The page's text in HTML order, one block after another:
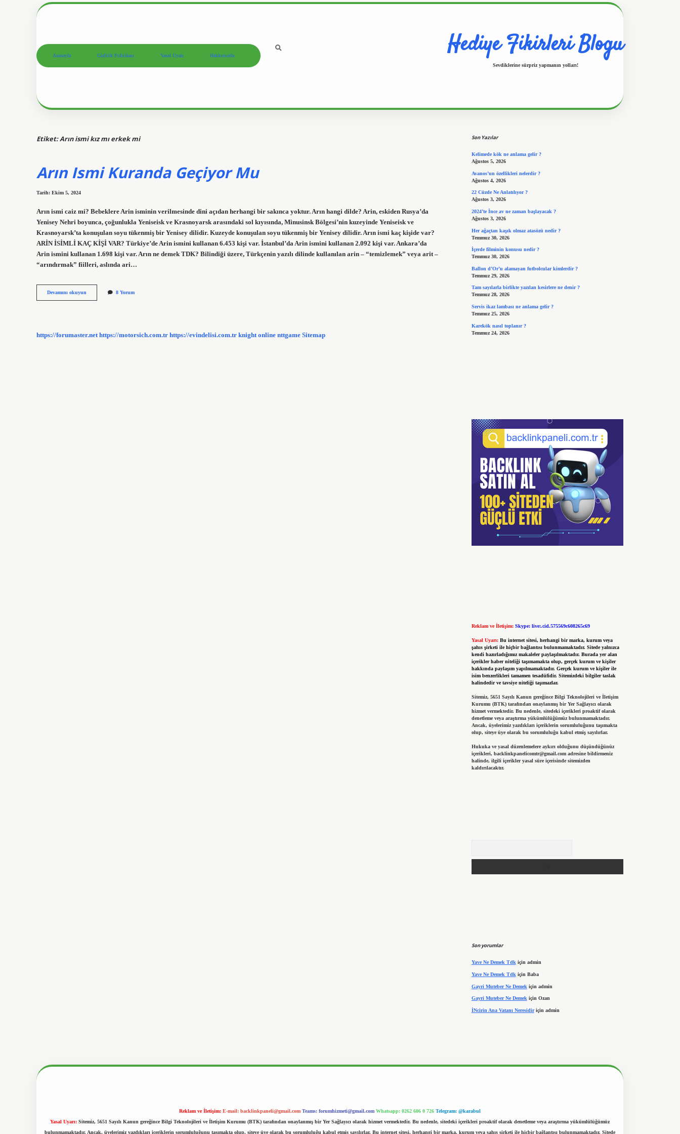
Anasayfa Gizlilik Politikası Yasal Uyarı Hakkımızda Hediye Fikirleri Blogu
Sevdiklerine sürpriz yapmanın yolları!
Etiket:Arın ismi kız mı erkek mi
Arın Ismi Kuranda Geçiyor Mu
Tarih: Ekim 5, 2024
Arın ismi caiz mi? Bebeklere Arin isminin verilmesinde dini açıdan herhangi bir sakınca yoktur. Arın hangi dilde? Arin, eskiden Rusya’da
Yenisey Nehri boyunca, çoğunlukla Yeniseisk ve Krasnoyarsk arasındaki sol kıyısında, Minusinsk Bölgesi’nin kuzeyinde Yeniseisk ve
Krasnoyarsk’ta konuşulan soyu tükenmiş bir Yenisey dilidir. Kuzeyde konuşulan soyu tükenmiş bir Yenisey dilidir. Arın ismi kaç kişide var?
ARİN İSİMLİ KAÇ KİŞİ VAR? Türkiye’de Arin ismini kullanan 6.453 kişi var. İstanbul’da Arin ismini kullanan 2.092 kişi var. Ankara’da
Arin ismini kullanan 1.698 kişi var. Arın ne demek TDK? Bilindiği üzere, Türkçenin yazılı dilinde kullanılan arin – “temizlemek” veya arit –
“arındırmak” fiilleri, aslında ari…
Devamını okuyun
Ismi
8 Yorum
https://forumaster.net https://motorsich.com.tr https://evindelisi.com.tr knight online nttgame Sitemap
Son Yazılar
Kelimede kök ne anlama gelir ?
Ağustos 5, 2026
Avanos’un özellikleri nelerdir ?
Ağustos 4, 2026
22 Cüzde Ne Anlatılıyor ?
Ağustos 3, 2026
2024’te İnce av ne zaman başlayacak ?
Ağustos 3, 2026
Her ağaçtan kaşık olmaz atasözü nedir ?
Temmuz 30, 2026
İçerde filminin konusu nedir ?
Temmuz 30, 2026
Ballon d’Or’u alamayan futbolcular kimlerdir ?
Temmuz 29, 2026
Tam sayılarla birlikte yazılan kesirlere ne denir ?
Temmuz 28, 2026
Servis ikaz lambası ne anlama gelir ?
Temmuz 25, 2026
Karekök nasıl toplanır ?
Temmuz 24, 2026
Reklam ve İletişim: Skype: live:.cid.575569c608265c69
Yasal Uyarı: Bu internet sitesi, herhangi bir marka, kurum veya
şahıs şirketi ile hiçbir bağlantısı bulunmamaktadır. Sitede yalnızca
kendi hazırladığımız makaleler paylaşılmaktadır. Burada yer alan
içerikler haber niteliği taşımamakta olup, gerçek kurum ve kişiler
hakkında paylaşım yapılmamaktadır. Gerçek kurum ve kişiler ile
isim benzerlikleri tamamen tesadüfidir. Sitemizdeki bilgiler taslak
halindedir ve tavsiye niteliği taşımazlar.
Sitemiz, 5651 Sayılı Kanun gereğince Bilgi Teknolojileri ve İletişim
Kurumu (BTK) tarafından onaylanmış bir Yer Sağlayıcı olarak
hizmet vermektedir. Bu nedenle, sitedeki içerikleri proaktif olarak
denetleme veya araştırma yükümlülüğümüz bulunmamaktadır.
Ancak, üyelerimiz yazdıkları içeriklerin sorumluluğunu taşımakta
olup, siteye üye olarak bu sorumluluğu kabul etmiş sayılırlar.
Hukuka ve yasal düzenlemelere aykırı olduğunu düşündüğünüz
içerikleri, backlinkpanelicomtr@gmail.comadresine bildirmeniz
halinde, ilgili içerikler yasal süre içerisinde sitemizden
kaldırılacaktır.
Son yorumlar
Yave Ne Demek Tdkiçin admin
Yave Ne Demek Tdk için Baba
Gayri Muteber Ne Demek için admin
Gayri Muteber Ne Demek için Ozan
İNcirin Ana Vatanı Neresidiriçin admin
Reklam ve İletişim: E-mail: backlinkpaneli@gmail.com Teams: forumhizmeti@gmail.com Whatsapp: 0262 606 0 726 Telegram: @karabul
Yasal Uyarı: Sitemiz, 5651 Sayılı Kanun gereğince Bilgi Teknolojileri ve İletişim Kurumu (BTK) tarafından onaylanmış bir Yer Sağlayıcı olarak hizmet vermektedir. Bu nedenle, sitedeki içerikleri proaktif olarak denetleme veya araştırma yükümlülüğümüz
bulunmamaktadır. Ancak, üyelerimiz yazdıkları içeriklerin sorumluluğunu taşımakta olup, siteye üye olarak bu sorumluluğu kabul etmiş sayılırlar. Bu internet sitesi, herhangi bir marka, kurum veya şahıs şirketi ile hiçbir bağlantısı bulunmamaktadır. Sitede